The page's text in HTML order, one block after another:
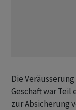
Die
Geschäft war
zur Absicherung